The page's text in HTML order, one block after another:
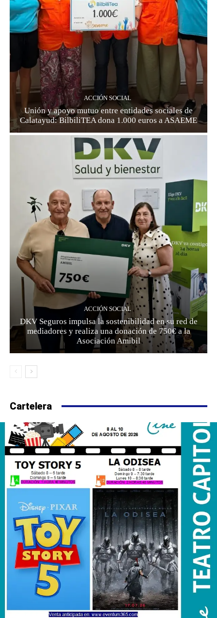
ACCIÓN SOCIAL
Unión y apoyo mutuo entre entidades sociales de
Calatayud: BilbiliTEA dona 1.000 euros a ASAEME
ACCIÓN SOCIAL
DKV Seguros impulsa la sostenibilidad en su red de
mediadores y realiza una donación de 750€ a la
Asociación Amibil
Cartelera